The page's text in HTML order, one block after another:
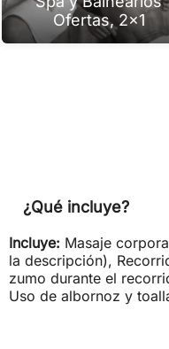
Ofertas, 2x1
¿Qué incluye?
Incluye: Masaje
la descripción),
zumo durante el
Uso de albornoz y